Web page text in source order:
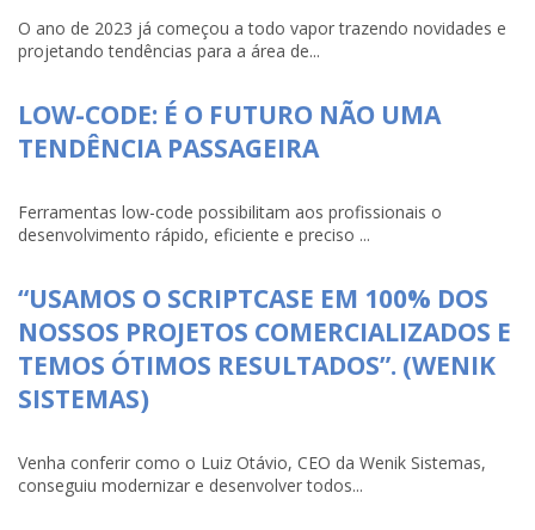
O ano de 2023 já começou a todo vapor trazendo novidades e
projetando tendências para a área de...
LOW-CODE: É O FUTURO NÃO UMA
TENDÊNCIA PASSAGEIRA
Ferramentas low-code possibilitam aos profissionais o
desenvolvimento rápido, eficiente e preciso ...
“USAMOS O SCRIPTCASE EM 100% DOS
NOSSOS PROJETOS COMERCIALIZADOS E
TEMOS ÓTIMOS RESULTADOS”. (WENIK
SISTEMAS)
Venha conferir como o Luiz Otávio, CEO da Wenik Sistemas,
conseguiu modernizar e desenvolver todos...